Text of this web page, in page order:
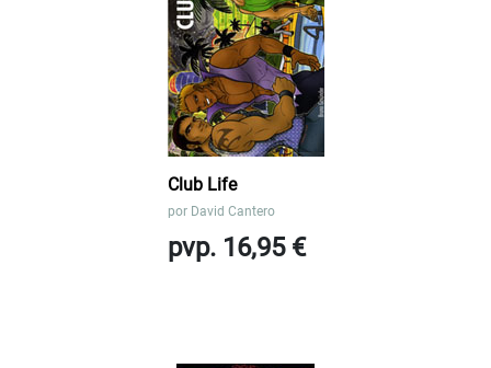
Club Life
por David Cantero
pvp. 16,95 €